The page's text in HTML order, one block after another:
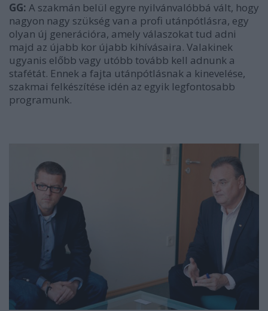
GG: A szakmán belül egyre nyilvánvalóbbá vált, hogy
nagyon nagy szükség van a profi utánpótlásra, egy
olyan új generációra, amely válaszokat tud adni
majd az újabb kor újabb kihívásaira. Valakinek
ugyanis előbb vagy utóbb tovább kell adnunk a
stafétát. Ennek a fajta utánpótlásnak a kinevelése,
szakmai felkészítése idén az egyik legfontosabb
programunk.